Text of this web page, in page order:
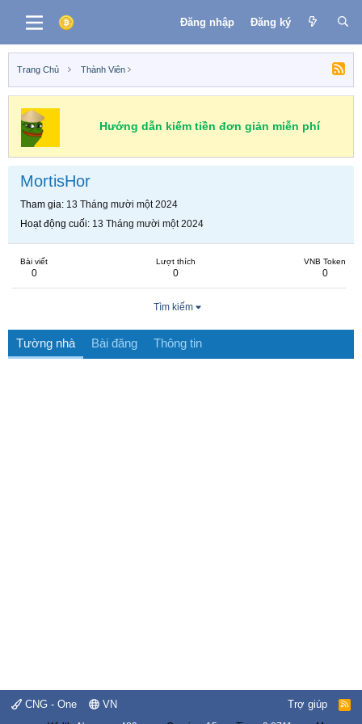
Đăng nhập Đăng ký
Trang Chủ Thành Viên
Hướng dẫn kiếm tiền đơn giản miễn phí
MortisHor
Tham gia 13 Tháng mười một 2024
Hoạt động cuối 13 Tháng mười một 2024
Bài viết
0
Lượt thích
0
VNB Token
0
Tìm kiếm
Tường nhà Bài đăng Thông tin
CNG - One VN Trợ giúp
R